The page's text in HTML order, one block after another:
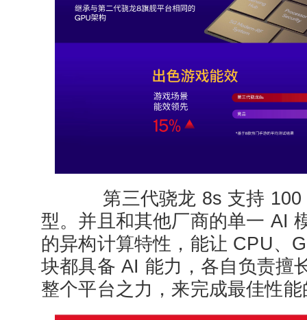
第三代骁龙 8s 支持 100
型。并且和其他厂商的单一 AI
的异构计算特性，能让 CPU、
块都具备 AI 能力，各自负责擅
整个平台之力，来完成最佳性